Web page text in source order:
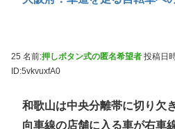
25 名前:押しボタン式の匿名希望者 投稿日
ID:5vkvuxfA0
和歌山は中央分離帯に切り欠
向車線の店舗に入る車が右車